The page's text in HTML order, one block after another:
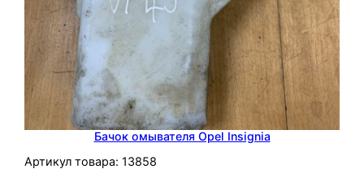
Бачок омывателя Opel Insignia
Артикул товара: 13858